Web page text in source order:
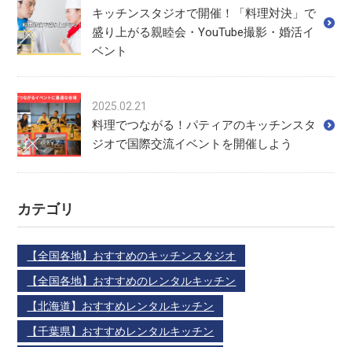
キッチンスタジオで開催！「料理対決」で
盛り上がる親睦会・YouTube撮影・婚活イ
ベント
2025.02.21
料理でつながる！パティアのキッチンスタ
ジオで国際交流イベントを開催しよう
カテゴリ
【全国各地】おすすめのキッチンスタジオ
【全国各地】おすすめのレンタルキッチン
【北海道】おすすめレンタルキッチン
【千葉県】おすすめレンタルキッチン